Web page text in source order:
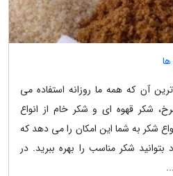
آن که همه ما روزانه استفاده می
شکر قهوه ای و شکر خام از انواع
شکر به شما این امکان را می دهد که
شکر مناسب را بهره ببرید. در